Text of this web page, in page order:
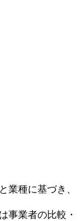
業種に基づき、
事業者の比較・